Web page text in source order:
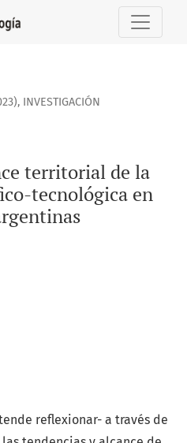
de la vinculación
, INVESTIGACIÓN
territorial de la
tecnológica en
reflexionar- a través de